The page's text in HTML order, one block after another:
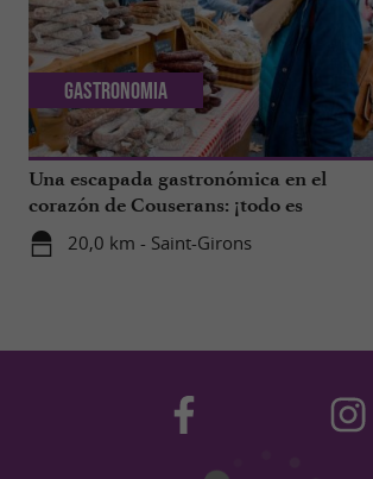
Una escapada gastronómica en el
corazón de Couserans: ¡todo es
delicioso en Saint-Girons!
20,0 km - Saint-Girons
Gastronomia